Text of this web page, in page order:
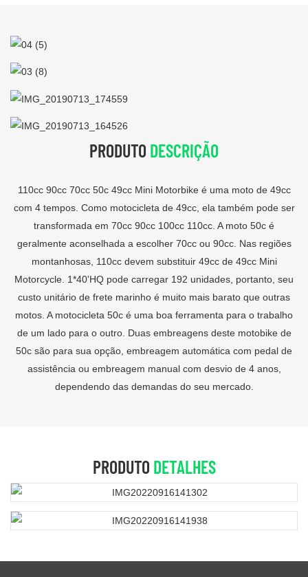
PRODUTO DESCRIÇÃO
110cc 90cc 70cc 50c 49cc Mini Motorbike é uma moto de 49cc
com 4 tempos. Como motocicleta de 49cc, ela também pode ser
transformada em 70cc 90cc 100cc 110cc. A moto 50c é
geralmente aconselhada a escolher 70cc ou 90cc. Nas regiões
montanhosas, 110cc devem substituir 49cc de 49cc Mini
Motorcycle. 1*40'HQ pode carregar 192 unidades, portanto, seu
custo unitário de frete marinho é muito mais barato que outras
motos. A motocicleta 50c é uma boa ferramenta para o trabalho
de um lado para o outro. Duas embreagens deste motobike de
50c são para sua opção, embreagem automática com pedal de
assistência ou embreagem manual com desvio de 4 anos,
dependendo das demandas do seu mercado.
PRODUTO DETALHES